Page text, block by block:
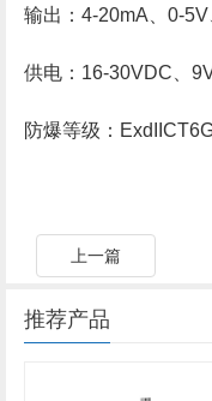
输出：4-20mA、0-
供电：16-30VDC、
防爆等级：
上一篇
推荐产品